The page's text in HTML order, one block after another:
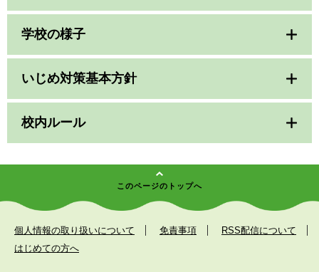
学校の様子
いじめ対策基本方針
校内ルール
このページのトップへ
個人情報の取り扱いについて 免責事項
RSS配信について
はじめての方へ